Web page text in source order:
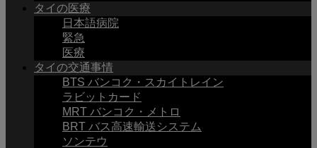
タイの医療
日本語病院
緊急
医療
タイの交通事情
BTS バンコク・スカイトレイン
ラビットカード
MRT バンコク・メトロ
BRT バス高速輸送システム
ソンテウ